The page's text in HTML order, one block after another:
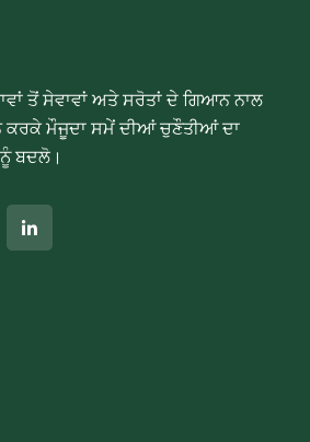
ਤੋਂ ਸੇਵਾਵਾਂ ਅਤੇ ਸਰੋਤਾਂ ਦੇ ਗਿਆਨ ਨਾਲ
ਕਰਕੇ ਮੌਜੂਦਾ ਸਮੇਂ ਦੀਆਂ ਚੁਣੌਤੀਆਂ ਦਾ
ਬਦਲੋ।